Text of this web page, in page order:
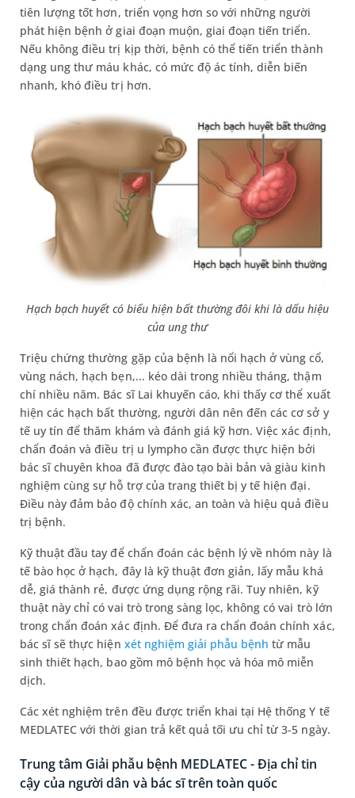
tiên lượng tốt hơn, triển vọng hơn so với những người
phát hiện bệnh ở giai đoạn muộn, giai đoạn tiến triển.
Nếu không điều trị kịp thời, bệnh có thể tiến triển thành
dạng ung thư máu khác, có mức độ ác tính, diễn biến
nhanh, khó điều trị hơn.
Hạch bạch huyết có biểu hiện bất thường đôi khi là dấu hiệu
của ung thư
Triệu chứng thường gặp của bệnh là nổi hạch ở vùng cổ,
vùng nách, hạch bẹn,... kéo dài trong nhiều tháng, thậm
chí nhiều năm. Bác sĩ Lai khuyến cáo, khi thấy cơ thể xuất
hiện các hạch bất thường, người dân nên đến các cơ sở y
tế uy tín để thăm khám và đánh giá kỹ hơn. Việc xác định,
chẩn đoán và điều trị u lympho cần được thực hiện bởi
bác sĩ chuyên khoa đã được đào tạo bài bản và giàu kinh
nghiệm cùng sự hỗ trợ của trang thiết bị y tế hiện đại.
Điều này đảm bảo độ chính xác, an toàn và hiệu quả điều
trị bệnh.
Kỹ thuật đầu tay để chẩn đoán các bệnh lý về nhóm này là
tế bào học ở hạch, đây là kỹ thuật đơn giản, lấy mẫu khá
dễ, giá thành rẻ, được ứng dụng rộng rãi. Tuy nhiên, kỹ
thuật này chỉ có vai trò trong sàng lọc, không có vai trò lớn
trong chẩn đoán xác định. Để đưa ra chẩn đoán chính xác,
bác sĩ sẽ thực hiện xét nghiệm giải phẫu bệnh từ mẫu
sinh thiết hạch, bao gồm mô bệnh học và hóa mô miễn
dịch.
Các xét nghiệm trên đều được triển khai tại Hệ thống Y tế
MEDLATEC với thời gian trả kết quả tối ưu chỉ từ 3-5 ngày.
Trung tâm Giải phẫu bệnh MEDLATEC - Địa chỉ tin
cậy của người dân và bác sĩ trên toàn quốc